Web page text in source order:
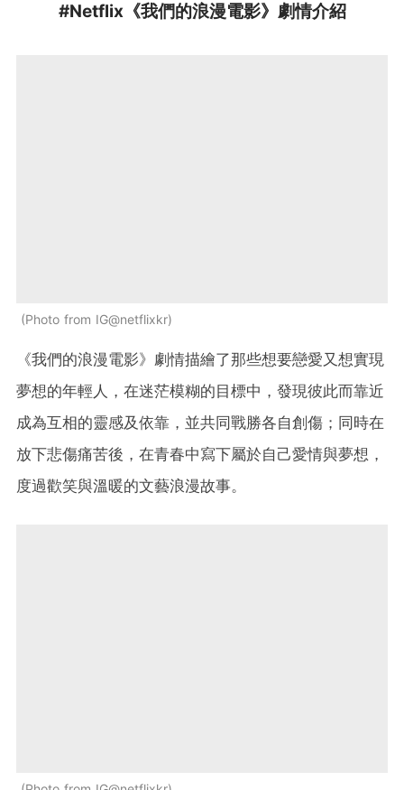
#Netflix《我們的浪漫電影》劇情介紹
Photo from IG@netflixkr
《我們的浪漫電影》劇情描繪了那些想要戀愛又想實現
夢想的年輕人，在迷茫模糊的目標中，發現彼此而靠近
成為互相的靈感及依靠，並共同戰勝各自創傷；同時在
放下悲傷痛苦後，在青春中寫下屬於自己愛情與夢想，
度過歡笑與溫暖的文藝浪漫故事。